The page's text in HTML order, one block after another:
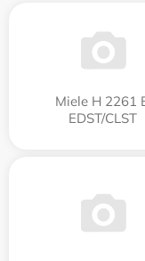
Miele H 2261
EDST/CLST